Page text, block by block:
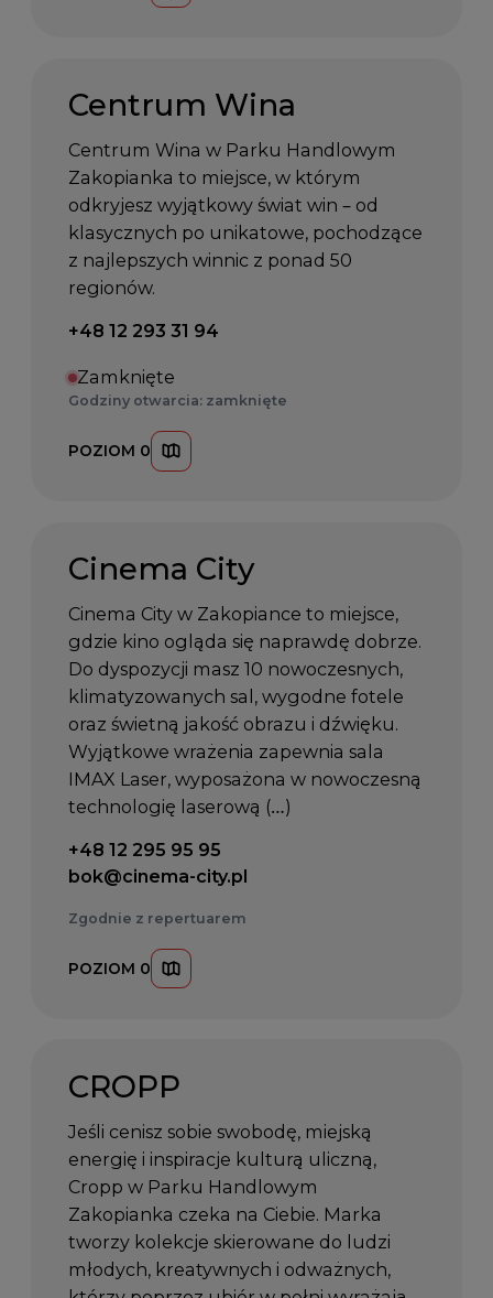
Centrum Wina
Centrum Wina w Parku Handlowym
Zakopianka to miejsce, w którym
odkryjesz wyjątkowy świat win – od
klasycznych po unikatowe, pochodzące
z najlepszych winnic z ponad 50
regionów.
Telefon kontaktowy:
+48 12 293 31 94
Zamknięte
Godziny otwarcia: zamknięte
POZIOM 0
Cinema City
Cinema City w Zakopiance to miejsce,
gdzie kino ogląda się naprawdę dobrze.
Do dyspozycji masz 10 nowoczesnych,
klimatyzowanych sal, wygodne fotele
oraz świetną jakość obrazu i dźwięku.
Wyjątkowe wrażenia zapewnia sala
IMAX Laser, wyposażona w nowoczesną
technologię laserową (…)
Telefon kontaktowy:
+48 12 295 95 95
Email kontaktowy:
bok@cinema-city.pl
Zgodnie z repertuarem
POZIOM 0
CROPP
Jeśli cenisz sobie swobodę, miejską
energię i inspiracje kulturą uliczną,
Cropp w Parku Handlowym
Zakopianka czeka na Ciebie. Marka
tworzy kolekcje skierowane do ludzi
młodych, kreatywnych i odważnych,